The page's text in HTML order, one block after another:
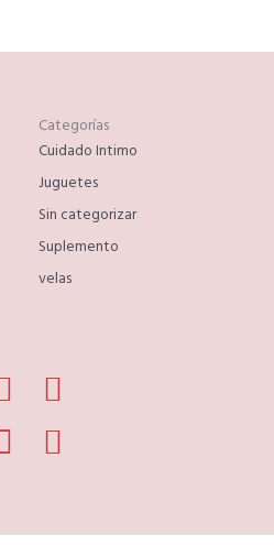
Categorías
Cuidado Intimo
Juguetes
Sin categorizar
Suplemento
velas
Facebook
Instagram
Phone-
alt
Whatsapp